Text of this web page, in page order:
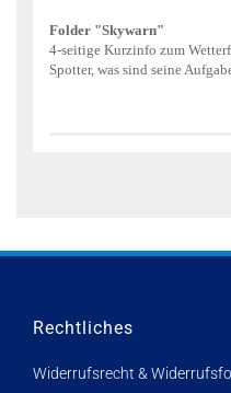
Folder "Skywarn"
4-seitige Kurzinfo zum
Spotter, was sind seine
Rechtliches
Widerrufsrecht &